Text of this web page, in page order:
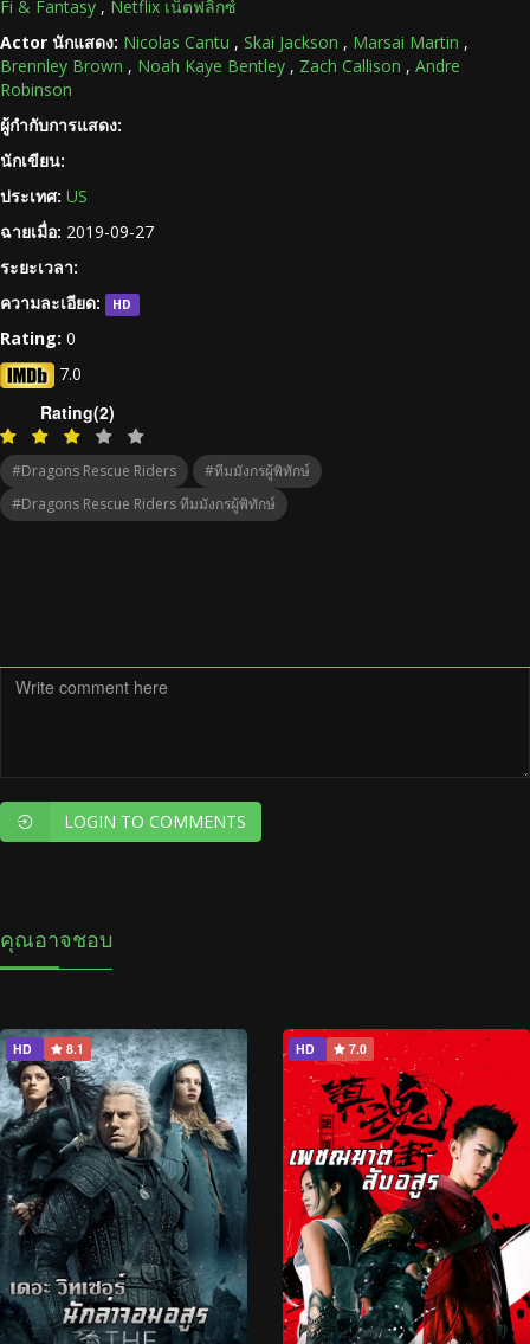
Fi & Fantasy , Netflix เน็ตฟลิกซ์
Actor นักแสดง: Nicolas Cantu , Skai Jackson , Marsai Martin ,
Brennley Brown , Noah Kaye Bentley , Zach Callison , Andre
Robinson
ผู้กำกับการแสดง:
นักเขียน:
ประเทศ: US
ฉายเมื่อ: 2019-09-27
ระยะเวลา:
ความละเอียด:
HD
Rating: 0
7.0
Rating(2)
#Dragons Rescue Riders
#ทีมมังกรผู้พิทักษ์
#Dragons Rescue Riders ทีมมังกรผู้พิทักษ์
LOGIN TO COMMENTS
คุณอาจชอบ
HD 8.1 HD 7.0